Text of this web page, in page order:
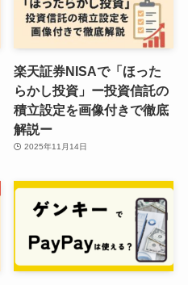
楽天証券NISAで「ほった
らかし投資」ー投資信託の
積立設定を画像付きで徹底
解説ー
2025年11月14日